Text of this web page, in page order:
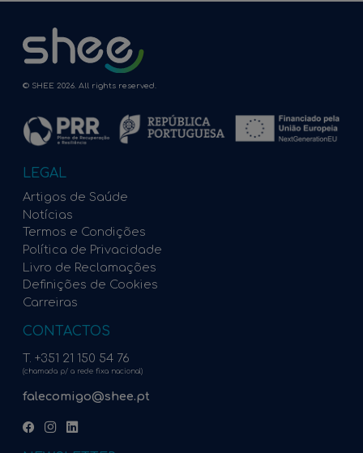
© SHEE 2026. All rights reserved.
LEGAL
Artigos de Saúde
Notícias
Termos e Condições
Política de Privacidade
Livro de Reclamações
Definições de Cookies
Carreiras
CONTACTOS
T. +351 21 150 54 76
(chamada p/ a rede fixa nacional)
falecomigo@shee.pt